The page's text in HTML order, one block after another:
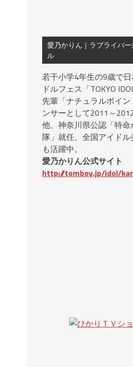
愛乃かりん｜ラブライバ
ル
若干小学4年生の9歳で
ドルフェス「TOKYO
先輩「ナチュラルポイ
ンサーとして2011～
他、神奈川県公認「特
隊」就任、全国アイド
も活躍中。
愛乃かりん公式サイト
http://tomboy.jp/idol/